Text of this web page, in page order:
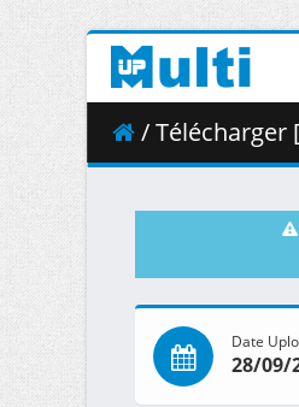
/ Télécharger
Date
28/09/